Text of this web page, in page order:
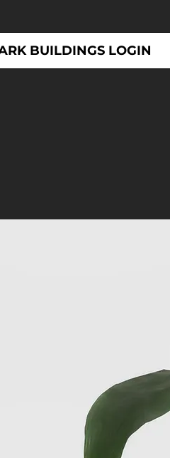
BUILDINGS LOGIN